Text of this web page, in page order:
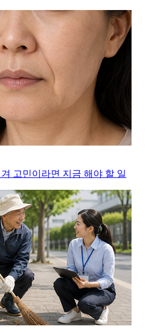
고민이라면 지금 해야 할 일